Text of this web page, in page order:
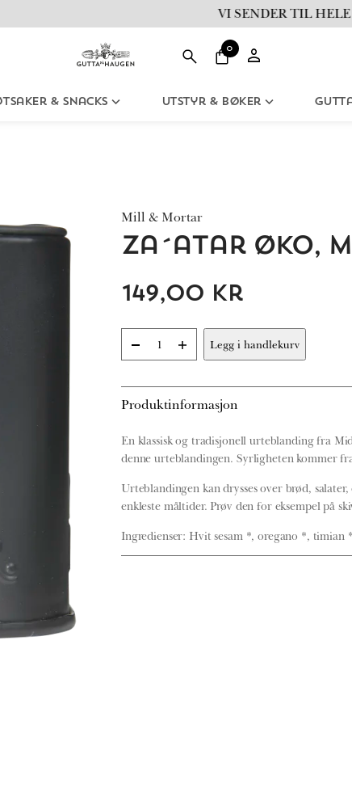
VI SENDER TIL HELE
0
& Snacks Utstyr & Bøker
Mill & Mortar
Za´atar Øko,
149,00 kr
-
Za
Øko,
Mill
Mortar
antall
+ Legg i handlekurv
Produktinformasjon
En klassisk og tradisjonell urteblanding fra
denne urteblandingen. Syrligheten kommer
Urteblandingen kan drysses over brød,
enkleste måltider. Prøv den for eksempel på
Ingredienser: Hvit sesam *, oregano *,